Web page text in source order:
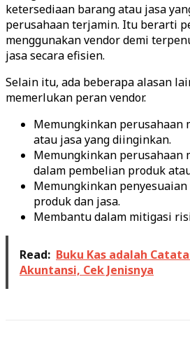
ketersediaan barang atau jasa
perusahaan terjamin. Itu berarti
menggunakan vendor demi
jasa secara efisien.
Selain itu, ada beberapa alasan
memerlukan peran vendor.
Memungkinkan perusahaan
atau jasa yang diinginkan.
Memungkinkan perusahaan
dalam pembelian produk
Memungkinkan
produk dan jasa.
Membantu dalam mitigasi
Read: Buku Kas adalah
Akuntansi, Cek Jenisnya